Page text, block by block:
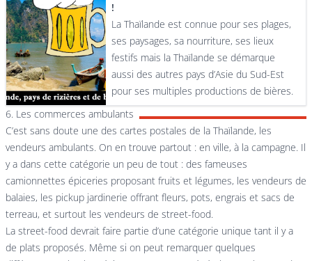
!
La Thaïlande est connue pour ses plages,
ses paysages, sa nourriture, ses lieux
festifs mais la Thaïlande se démarque
aussi des autres pays d’Asie du Sud-Est
pour ses multiples productions de bières.
6. Les commerces ambulants
C’est sans doute une des cartes postales de la Thaïlande, les
vendeurs ambulants. On en trouve partout : en ville, à la campagne. Il
y a dans cette catégorie un peu de tout : des fameuses
camionnettes épiceries proposant fruits et légumes, les vendeurs de
balaies, les pickup jardinerie offrant fleurs, pots, engrais et sacs de
terreau, et surtout les vendeurs de street-food.
La street-food devrait faire partie d’une catégorie unique tant il y a
de plats proposés. Même si on peut remarquer quelques